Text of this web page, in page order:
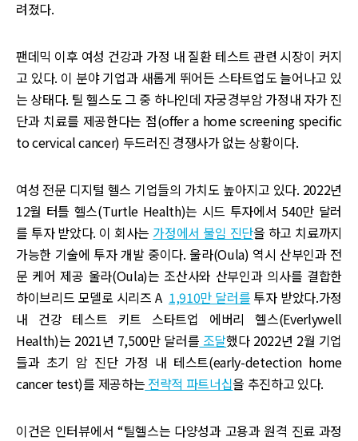
려졌다.
팬데믹 이후 여성 건강과 가정 내 질환 테스트 관련 시장이 커지
고 있다. 이 분야 기업과 새롭게 뛰어든 스타트업도 늘어나고 있
는 상태다. 틸 헬스도 그 중 하나인데 자궁경부암 가정내 자가 진
단과 치료를 제공한다는 점(offer a home screening specific
to cervical cancer) 두드러진 경쟁사가 없는 상황이다.
여성 전문 디지털 헬스 기업들의 가치도 높아지고 있다. 2022년
12월 터틀 헬스(Turtle Health)는 시드 투자에서 540만 달러
를 투자 받았다. 이 회사는 가정에서 불임 진단을 하고 치료까지
가능한 기술에 투자 개발 중이다. 울라(Oula) 역시 산부인과 전
문 케어 제공 울라(Oula)는 조산사와 산부인과 의사를 결합한
하이브리드 모델로 시리즈 A 1,910만 달러를 투자 받았다.가정
내 건강 테스트 키트 스타트업 에버리 헬스(Everlywell
Health)는 2021년 7,500만 달러를 조달했다 2022년 2월 기업
들과 초기 암 진단 가정 내 테스트(early-detection home
cancer test)를 제공하는 전략적 파트너십을 추진하고 있다.
이건은 인터뷰에서 “틸헬스는 다양성과 고용과 원격 진료 과정